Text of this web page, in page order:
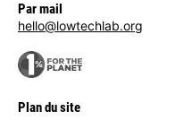
Par mail
hello@lowtechlab.org
Plan du site